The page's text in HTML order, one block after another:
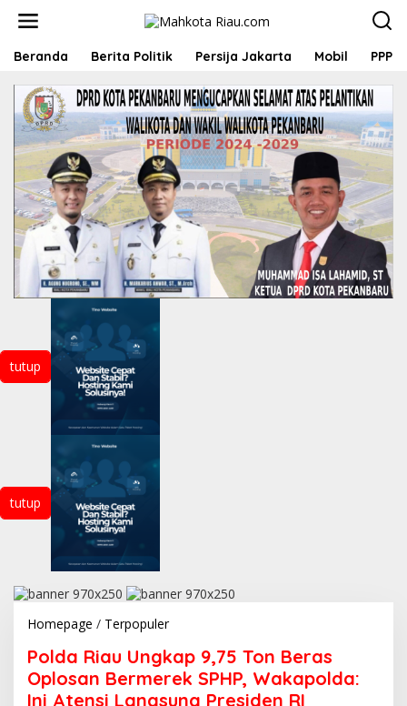
Beranda Berita Politik Persija Jakarta Mobil PPP
tutup
tutup
Homepage / TerpopulerP
l
d
a
Polda Riau Ungkap 9,75 Ton Beras
Oplosan Bermerek SPHP, Wakapolda:
Ini Atensi Langsung Presiden RI